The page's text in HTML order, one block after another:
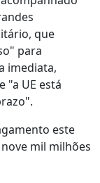
que
para
imediata,
"a UE está
este
mil milhões